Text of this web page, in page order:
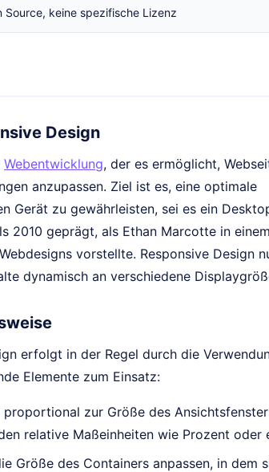
Source, keine spezifische Lizenz
Design
Webentwicklung, der es ermöglicht,
anzupassen. Ziel ist es, eine optimale
Gerät zu gewährleisten, sei es ein
2010 geprägt, als Ethan Marcotte in
vorstellte. Responsive Design
dynamisch an verschiedene
erfolgt in der Regel durch die
Elemente zum Einsatz:
zur Größe des
relative Maßeinheiten wie Prozent oder
Größe des Containers anpassen, in dem